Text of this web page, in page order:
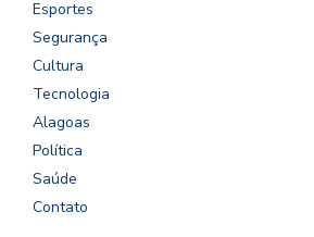
Esportes
Segurança
Cultura
Tecnologia
Alagoas
Política
Saúde
Contato